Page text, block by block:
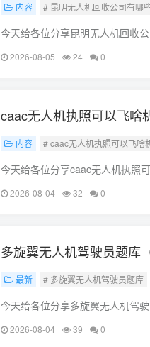
内容 # 昆明无人机回收公司有哪
今天给各位分享昆明无人机回收
的无人机生产厂家?
2026-08-05 24 0
caac无人机执照可以飞啥
内容 # caac无人机执照可以飞啥
今天给各位分享caac无人机执照
AAC无人机执照时
2026-08-04 32 0
多旋翼无人机驾驶员题库
最新 # 多旋翼无人机驾驶员题库
今天给各位分享多旋翼无人机驾
库文档哪里下载
2026-08-04 39 0